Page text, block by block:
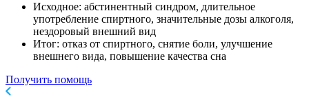
Исходное: абстинентный синдром, длительное
употребление спиртного, значительные дозы алкоголя,
нездоровый внешний вид
Итог: отказ от спиртного, снятие боли, улучшение
внешнего вида, повышение качества сна
Получить помощь